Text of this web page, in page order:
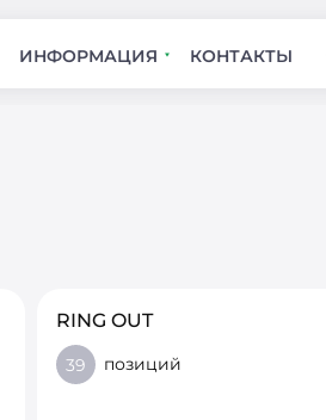
ИНФОРМАЦИЯ КОНТАКТЫ
RING OUT
39 позиций